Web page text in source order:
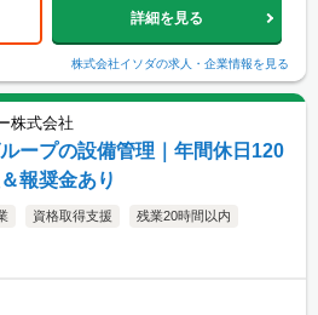
詳細を見る
株式会社イソダの求人・企業情報を見る
株式会社
ープの設備管理｜年間休日120
報奨金あり
資格取得支援 残業20時間以内